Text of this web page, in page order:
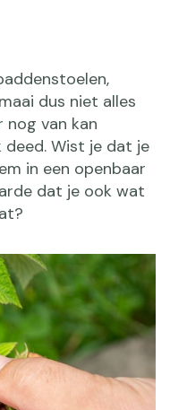
dus niet alles
van kan
Wist je dat je
in een openbaar
dat je ook wat